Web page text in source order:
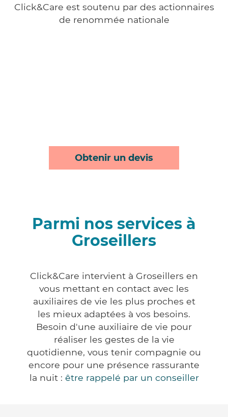
Click&Care est soutenu par des actionnaires
de renommée nationale
Obtenir un devis
Parmi nos services à
Groseillers
Click&Care intervient à Groseillers en
vous mettant en contact avec les
auxiliaires de vie les plus proches et
les mieux adaptées à vos besoins.
Besoin d'une auxiliaire de vie pour
réaliser les gestes de la vie
quotidienne, vous tenir compagnie ou
encore pour une présence rassurante
la nuit : être rappelé par un conseiller